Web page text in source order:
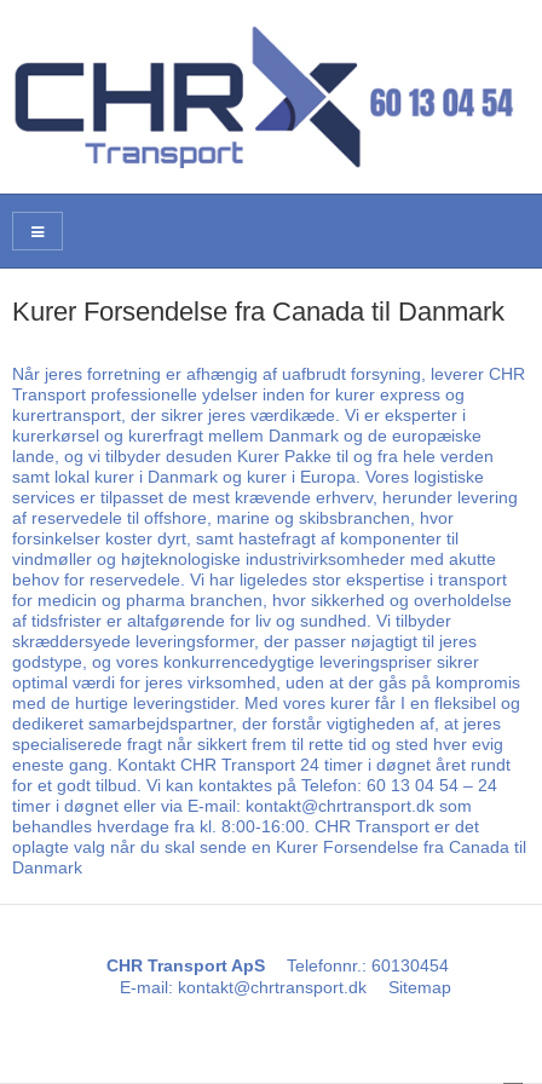
Kurer Forsendelse fra Canada til Danmark
Når jeres forretning er afhængig af uafbrudt forsyning, leverer CHR
Transport professionelle ydelser inden for kurer express og
kurertransport, der sikrer jeres værdikæde. Vi er eksperter i
kurerkørsel og kurerfragt mellem Danmark og de europæiske
lande, og vi tilbyder desuden Kurer Pakke til og fra hele verden
samt lokal kurer i Danmark og kurer i Europa. Vores logistiske
services er tilpasset de mest krævende erhverv, herunder levering
af reservedele til offshore, marine og skibsbranchen, hvor
forsinkelser koster dyrt, samt hastefragt af komponenter til
vindmøller og højteknologiske industrivirksomheder med akutte
behov for reservedele. Vi har ligeledes stor ekspertise i transport
for medicin og pharma branchen, hvor sikkerhed og overholdelse
af tidsfrister er altafgørende for liv og sundhed. Vi tilbyder
skræddersyede leveringsformer, der passer nøjagtigt til jeres
godstype, og vores konkurrencedygtige leveringspriser sikrer
optimal værdi for jeres virksomhed, uden at der gås på kompromis
med de hurtige leveringstider. Med vores kurer får I en fleksibel og
dedikeret samarbejdspartner, der forstår vigtigheden af, at jeres
specialiserede fragt når sikkert frem til rette tid og sted hver evig
eneste gang. Kontakt CHR Transport 24 timer i døgnet året rundt
for et godt tilbud. Vi kan kontaktes på Telefon: 60 13 04 54 – 24
timer i døgnet eller via E-mail: kontakt@chrtransport.dk som
behandles hverdage fra kl. 8:00-16:00. CHR Transport er det
oplagte valg når du skal sende en Kurer Forsendelse fra Canada til
Danmark
CHR Transport ApS Telefonnr.: 60130454
E-mail: kontakt@chrtransport.dk Sitemap